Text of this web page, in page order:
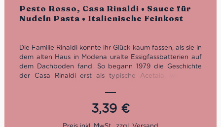
Pesto Rosso, Casa Rinaldi • Sauce für
Nudeln Pasta • Italienische Feinkost
Bewertet
Die Familie Rinaldi konnte ihr Glück kaum fassen, als sie in
dem alten Haus in Modena uralte Essigfassbatterien auf
dem Dachboden fand. So begann 1979 die Geschichte
der Casa Rinaldi erst als typische Acetaia, wie es in
der wichtigsten Feinkost Hersteller Italiens. Neben
Leckereien wie dieses Pesto Rosso hält das sehr große
Sortiment alles bereit, was sich das Feinkost-
Enthusiasten-Herz wünschen könnte.
3,39 €